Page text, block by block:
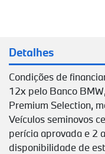
Detalhes
Condições de
12x pelo Banco
Premium Selection,
Veículos seminovos
perícia aprovada e 2
disponibilidade de